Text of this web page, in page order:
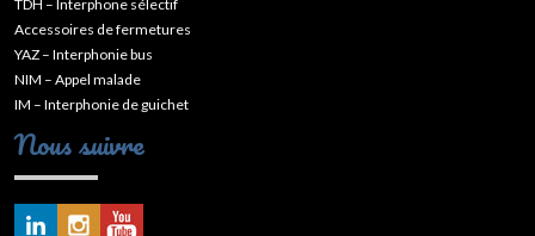
TDH – Interphone sélectif
Accessoires de fermetures
YAZ – Interphonie bus
NIM – Appel malade
IM – Interphonie de guichet
Nous suivre